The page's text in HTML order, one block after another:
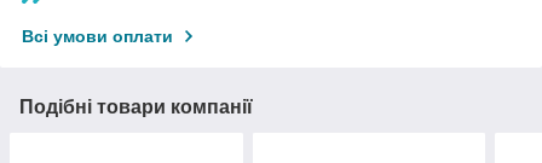
Всі умови оплати
Подібні товари компанії